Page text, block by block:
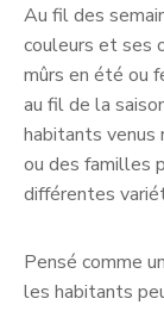
Au fil des
couleurs et ses
mûrs en été ou
au fil de la
habitants
ou des familles
différentes
Pensé comme
les habitants